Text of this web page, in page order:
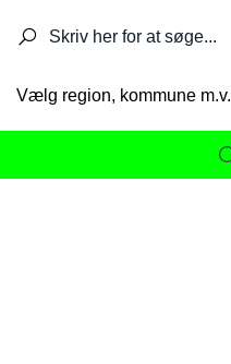
Vælg region, kommune m.v.